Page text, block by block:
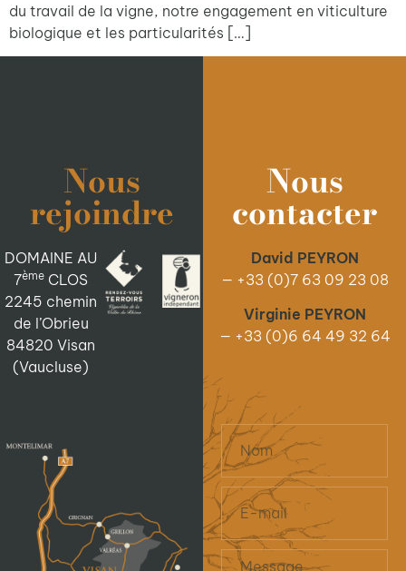
du travail de la vigne, notre engagement en viticulture
biologique et les particularités […]
Nous
rejoindre
DOMAINE AU
7ème CLOS
2245 chemin
de l’Obrieu
84820 Visan
(Vaucluse)
Nous
contacter
David PEYRON
— +33 (0)7 63 09 23 08
Virginie PEYRON
— +33 (0)6 64 49 32 64